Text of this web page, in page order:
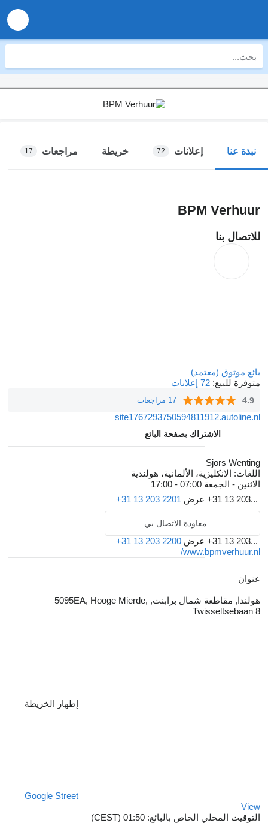
نبذة عنا إعلانات 72 خريطة مراجعات 17
BPM Verhuur
للاتصال بنا
بائع موثوق (معتمد)
متوفرة للبيع: 72 إعلانات
4.9 17 مراجعات
site1767293750594811912.autoline.nl
الاشتراك بصفحة البائع
Sjors Wenting
اللغات: الإنكليزية، الألمانية، هولندية
الاثنين - الجمعة 07:00 - 17:00
+31 13 203... عرض +31 13 203 2201
معاودة الاتصال بي
+31 13 203... عرض +31 13 203 2200
www.bpmverhuur.nl/
عنوان
هولندا, مقاطعة شمال برابنت, 5095EA, Hooge Mierde,
Twisseltsebaan 8
إظهار الخريطة
Google Street
View
التوقيت المحلي الخاص بالبائع: 01:50 (CEST)